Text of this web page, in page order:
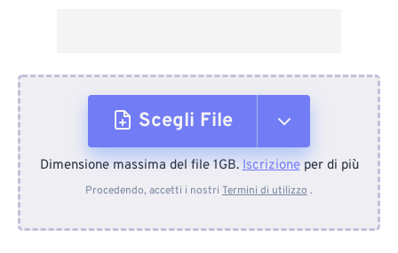
Scegli File
Dal dispositivo
Dimensione massima del file 1GB.Iscrizioneper di più
Procedendo, accetti i nostri Termini di utilizzo .